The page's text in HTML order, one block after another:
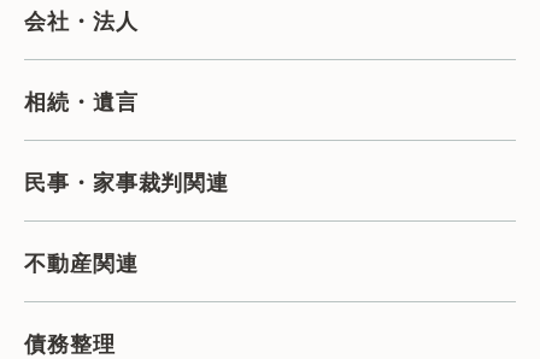
会社・法人
相続・遺言
民事・家事裁判関連
不動産関連
債務整理